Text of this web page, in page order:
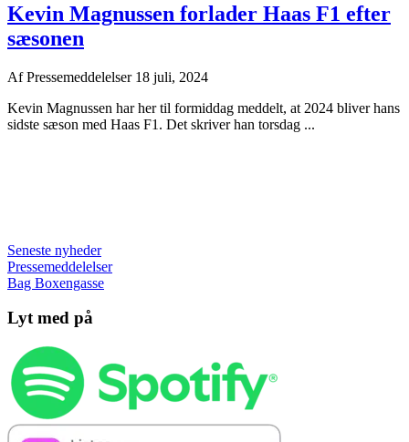
Kevin Magnussen forlader Haas F1 efter
sæsonen
AfPressemeddelelser 18 juli, 2024
Kevin Magnussen har her til formiddag meddelt, at 2024 bliver hans
sidste sæson med Haas F1. Det skriver han torsdag ...
Seneste nyheder
Pressemeddelelser
Bag Boxengasse
Lyt med på